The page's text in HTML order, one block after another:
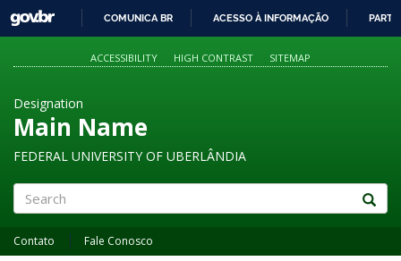
PARA
O
GOVBR
COMUNICA BR ACESSO À INFORMAÇÃO
ACCESSIBILITY HIGH CONTRAST SITEMAP
Designation
Main Name
FEDERAL UNIVERSITY OF UBERLÂNDIA
Contato Fale Conosco